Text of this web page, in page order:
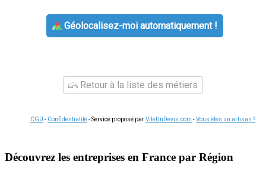
Géolocalisez-moi automatiquement !
Retour à la liste des métiers
CGU - Confidentialité- Service proposé parViteUnDevis.com -Vous êtes un artisan ?
Découvrez les entreprises en France par Région